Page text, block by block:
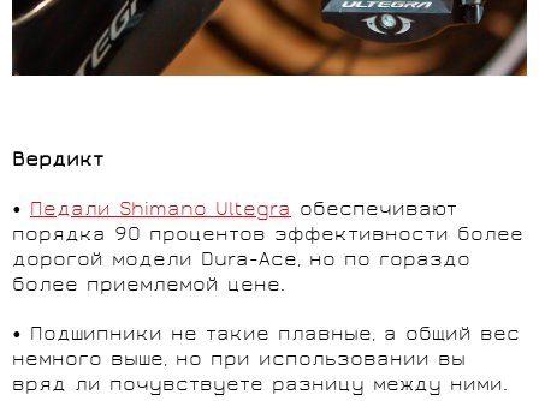
Вердикт
• Педали Shimano Ultegra обеспечивают
порядка 90 процентов эффективности более
дорогой модели Dura-Ace, но по гораздо
более приемлемой цене.
• Подшипники не такие плавные, а общий вес
немного выше, но при использовании вы
вряд ли почувствуете разницу между ними.